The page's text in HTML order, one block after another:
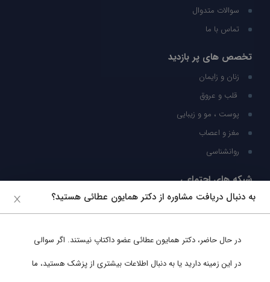
سوالات متدوال
تماس با ما
تخصص های پر بازدید
زنان و زایمان
قلب و عروق
پوست ، مو و زیبایی
مغز و اعصاب
روانشناسی
شبکه های اجتماعی
ما را در شبکه های اجتماعی دنبال کنید
به دنبال دریافت مشاوره از دکتر همایون عطائی هستید؟
در حال حاضر، دکتر همایون عطائی عضو داکتاپ نیستند. اگر سوالی
در این زمینه دارید یا به دنبال اطلاعات بیشتری از پزشک هستید، ما